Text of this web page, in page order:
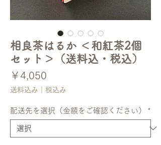
相良茶はるか ＜和紅茶2個
セット＞（送料込・税込）
￥4,050
格
送料込み｜税込み
配送先を選択（金額をご確認ください） *